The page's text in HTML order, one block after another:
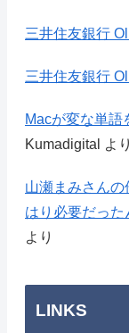
三井住友銀行
三井住友銀行
Macが変な単語
Kumadigital
より
山瀬まみさん
はり必要だっ
より
LINKS